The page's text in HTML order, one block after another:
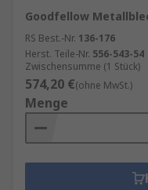
Goodfellow
RS Best.-Nr. 136-176
Herst. Teile-Nr. 556-543-54
Zwischensumme (1 Stück)
574,20 €(ohne MwSt.)
Menge